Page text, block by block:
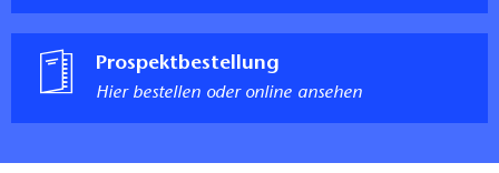
Prospektbestellung
Hier bestellen oder online ansehen